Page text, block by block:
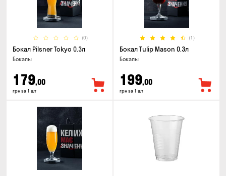
(0)
Бокал Pilsner Tokyo 0.3л
Бокалы
179,00
грн за 1 шт
(1)
Бокал Tulip Mason 0.3л
Бокалы
199,00
грн за 1 шт